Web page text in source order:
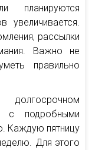
планируются
увеличивается.
рассылки
Важно не
правильно
с подробными
Каждую пятницу
Для этого